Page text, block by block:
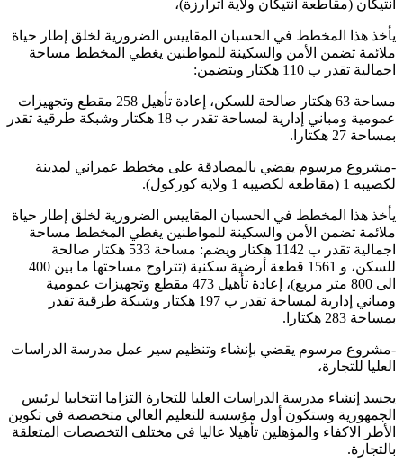
انتيكان (مقاطعة انتيكان ولاية اترارزة)،
يأخذ هذا المخطط في الحسبان المقاييس الضرورية لخلق إطار حياة
ملائمة تضمن الأمن والسكينة للمواطنين يغطي المخطط مساحة
اجمالية تقدر ب 110 هكتار ويتضمن:
مساحة 63 هكتار صالحة للسكن، إعادة تأهيل 258 مقطع وتجهيزات
عمومية ومباني إدارية لمساحة تقدر ب 18 هكتار وشبكة طرقية تقدر
بمساحة 27 هكتارا.
-مشروع مرسوم يقضي بالمصادقة على مخطط عمراني لمدينة
لكصيبه 1 (مقاطعة لكصيبه 1 ولاية كوركول).
يأخذ هذا المخطط في الحسبان المقاييس الضرورية لخلق إطار حياة
ملائمة تضمن الأمن والسكينة للمواطنين يغطي المخطط مساحة
اجمالية تقدر ب 1142 هكتار ويضم: مساحة 533 هكتار صالحة
للسكن، و 1561 قطعة أرضية سكنية (تتراوح مساحتها ما بين 400
الى 800 متر مربع)، إعادة تأهيل 473 مقطع وتجهيزات عمومية
ومباني إدارية لمساحة تقدر ب 197 هكتار وشبكة طرقية تقدر
بمساحة 283 هكتارا.
-مشروع مرسوم يقضي بإنشاء وتنظيم سير عمل مدرسة الدراسات
العليا للتجارة،
يجسد إنشاء مدرسة الدراسات العليا للتجارة التزاما انتخابيا لرئيس
الجمهورية وستكون أول مؤسسة للتعليم العالي متخصصة في تكوين
الأطر الاكفاء والمؤهلين تأهيلا عاليا في مختلف التخصصات المتعلقة
بالتجارة.